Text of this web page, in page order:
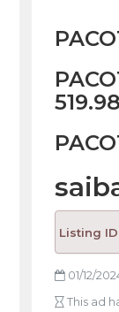
519.98
Listing
01/12/
This ad